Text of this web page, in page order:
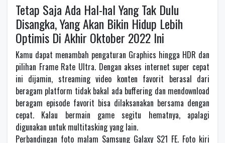
Tetap Saja Ada Hal-hal Yang Tak Dulu
Disangka, Yang Akan Bikin Hidup Lebih
Optimis Di Akhir Oktober 2022 Ini
Kamu dapat menambah pengaturan Graphics hingga HDR dan
pilihan Frame Rate Ultra. Dengan akses internet super cepat
ini dijamin, streaming video konten favorit berasal dari
beragam platform tidak bakal ada buffering dan mendownload
beragam episode favorit bisa dilaksanakan bersama dengan
cepat. Kalau bermain game segitu hematnya, apalagi
digunakan untuk multitasking yang lain.
Perbandingan foto malam Samsung Galaxy S21 FE. Foto kiri